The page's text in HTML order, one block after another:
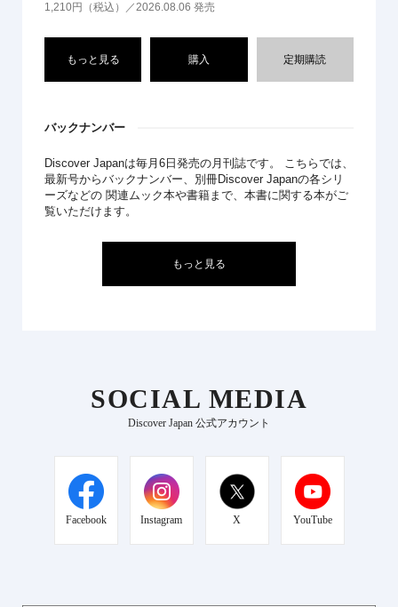
1,210円（税込）／2026.08.06 発売
もっと見る 購入 定期購読
バックナンバー
Discover Japanは毎月6日発売の月刊誌です。 こちらでは、
最新号からバックナンバー、別冊Discover Japanの各シリ
ーズなどの 関連ムック本や書籍まで、本書に関する本がご
覧いただけます。
もっと見る
SOCIAL MEDIA
Discover Japan 公式アカウント
Facebook Instagram X YouTube